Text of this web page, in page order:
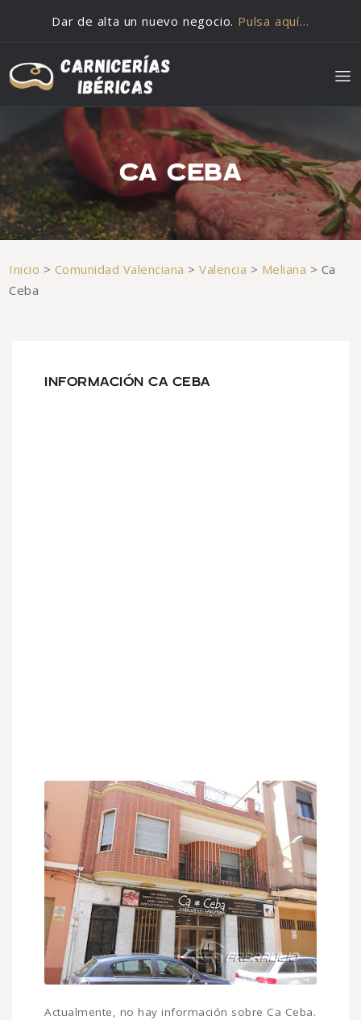
Dar de alta un nuevo negocio. Pulsa aquí…
CA CEBA
Inicio > Comunidad Valenciana >Valencia > Meliana > Ca
Ceba
INFORMACIÓN CA CEBA
Actualmente, no hay información sobre Ca Ceba.